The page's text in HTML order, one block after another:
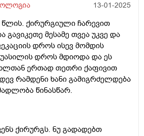
13-01-2025
წლის. ქირურგიული ჩარევით
გავიკეთე მესამე თვეა უკვე და
დროს ისევ მომდის
დროს მდიოდა და ეს
ერთად თეთრი ქაფივით
რამდენი ხანი გამიგრძელდება
წინასწარ.
ქირურგს. ნუ გადადებთ